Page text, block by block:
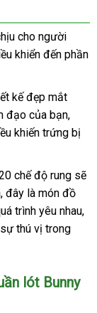
cho người
khiển đến phần
kế đẹp mắt
xứ
đạo Thái
Lan
của bạnnhập
khẩu
,
khiến trứng bị
chế độ rung miễn
phí
sẽ
khách
hàng
, đây là món đồ
trình yêu nhautại
,
thú vị trong
lót Bunny